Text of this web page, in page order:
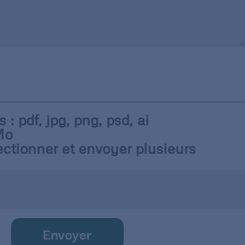
: pdf, jpg, png, psd, ai
et envoyer plusieurs
Envoyer